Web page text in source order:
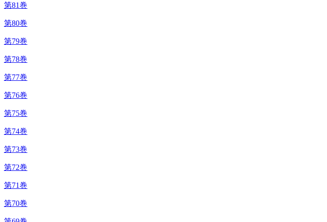
第81巻
第80巻
第79巻
第78巻
第77巻
第76巻
第75巻
第74巻
第73巻
第72巻
第71巻
第70巻